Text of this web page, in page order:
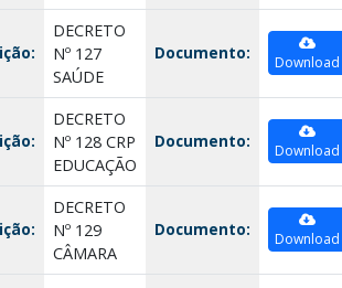
DECRETO
Nº 127
SAÚDE
Documento: Download
DECRETO
Nº 128 CRP
EDUCAÇÃO
Documento: Download
DECRETO
Nº 129
CÂMARA
Documento: Download